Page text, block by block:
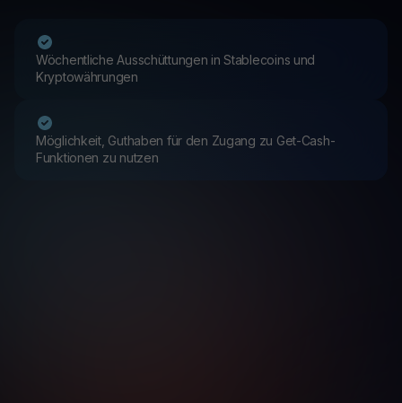
Wöchentliche Ausschüttungen in Stablecoins und
Kryptowährungen
Möglichkeit, Guthaben für den Zugang zu Get-Cash-
Funktionen zu nutzen